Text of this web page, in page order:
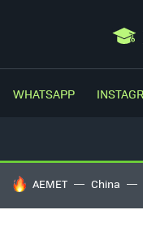
WHATSAPP
HOY SE HABLA DE
AEMET China